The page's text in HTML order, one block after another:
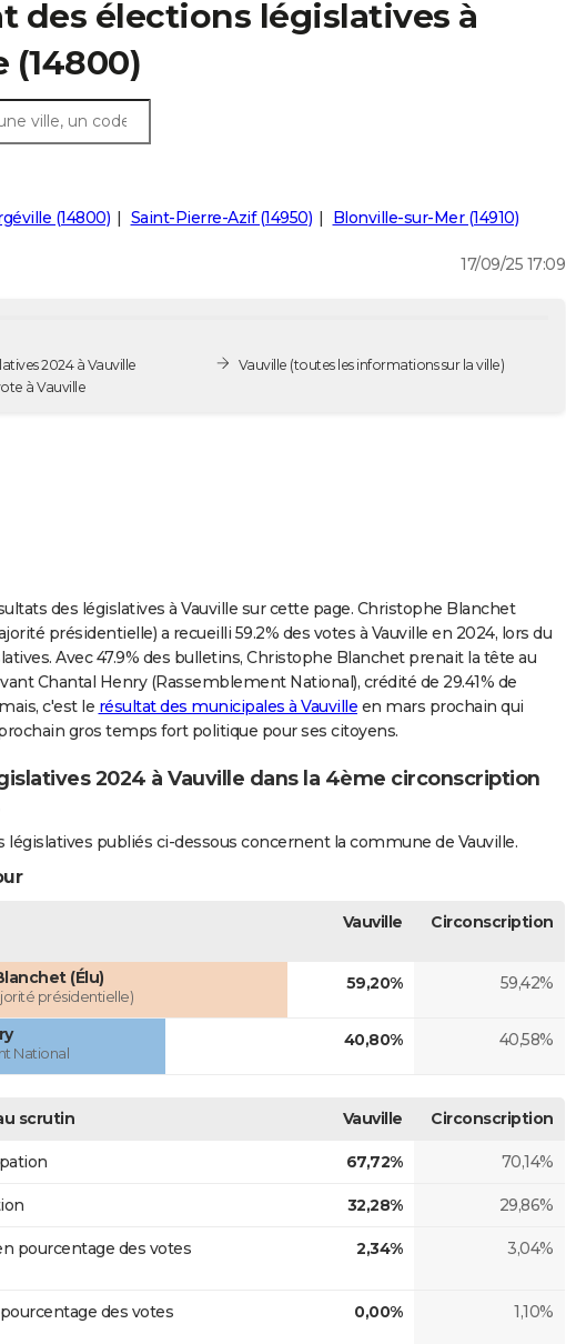
des élections législatives à
(14800)
(14800) Saint-Pierre-Azif (14950) Blonville-sur-Mer (14910)
17/09/25 17:09
2024 à Vauville
Bureaux de vote à Vauville
Vauville (toutes les informations sur la ville)
des législatives à Vauville sur cette page. Christophe Blanchet
présidentielle) a recueilli 59.2% des votes à Vauville en 2024, lors du
Avec 47.9% des bulletins, Christophe Blanchet prenait la tête au
Chantal Henry (Rassemblement National), crédité de 29.41% de
c'est le résultat des municipales à Vauville en mars prochain qui
gros temps fort politique pour ses citoyens.
2024 à Vauville dans la 4ème circonscription
législatives publiés ci-dessous concernent la commune de Vauville.
Vauville Circonscription
(Élu)
présidentielle)
59,20% 59,42%
National
40,80% 40,58%
scrutin Vauville Circonscription
67,72% 70,14%
32,28% 29,86%
pourcentage des votes
2,34% 3,04%
des votes
0,00% 1,10%